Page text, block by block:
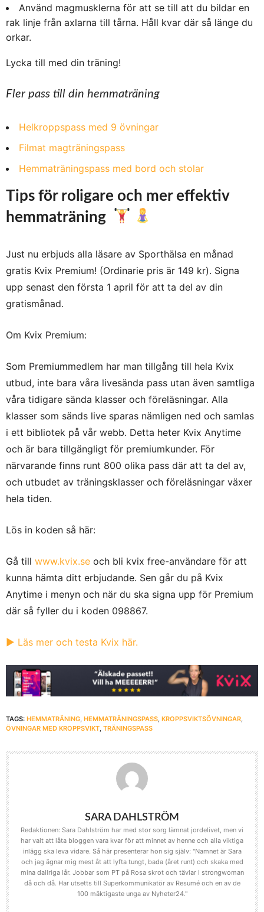
Använd magmusklerna för att se till att du bildar en
rak linje från axlarna till tårna. Håll kvar där så länge du
orkar.
Lycka till med din träning!
Fler pass till din hemmaträning
Helkroppspass med 9 övningar
Filmat magträningspass
Hemmaträningspass med bord och stolar
Tips för roligare och mer effektiv
hemmaträning
Just nu erbjuds alla läsare av Sporthälsa en månad
gratis Kvix Premium! (Ordinarie pris är 149 kr). Signa
upp senast den första 1 april för att ta del av din
gratismånad.
Om Kvix Premium:
Som Premiummedlem har man tillgång till hela Kvix
utbud, inte bara våra livesända pass utan även samtliga
våra tidigare sända klasser och föreläsningar. Alla
klasser som sänds live sparas nämligen ned och samlas
i ett bibliotek på vår webb. Detta heter Kvix Anytime
och är bara tillgängligt för premiumkunder. För
närvarande finns runt 800 olika pass där att ta del av,
och utbudet av träningsklasser och föreläsningar växer
hela tiden.
Lös in koden så här:
Gå till www.kvix.se och bli kvix free-användare för att
kunna hämta ditt erbjudande. Sen går du på Kvix
Anytime i menyn och när du ska signa upp för Premium
där så fyller du i koden 098867.
▶︎ Läs mer och testa Kvix här.
TAGS: HEMMATRÄNING, HEMMATRÄNINGSPASS, KROPPSVIKTSÖVNINGAR,
ÖVNINGAR MED KROPPSVIKT, TRÄNINGSPASS
SARA DAHLSTRÖM
Redaktionen: Sara Dahlström har med stor sorg lämnat jordelivet, men vi
har valt att låta bloggen vara kvar för att minnet av henne och alla viktiga
inlägg ska leva vidare. Så här presenterar hon sig själv: "Namnet är Sara
och jag ägnar mig mest åt att lyfta tungt, bada (året runt) och skaka med
mina dallriga lår. Jobbar som PT på Rosa skrot och tävlar i strongwoman
då och då. Har utsetts till Superkommunikatör av Resumé och en av de
100 mäktigaste unga av Nyheter24."